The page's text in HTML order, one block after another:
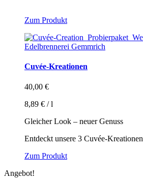
Zum Produkt
Cuvée-Kreationen
40,00 €
8,89 € /l
Gleicher Look – neuer Genuss
Entdeckt unsere 3 Cuvée-Kreationen
Zum Produkt
Angebot!